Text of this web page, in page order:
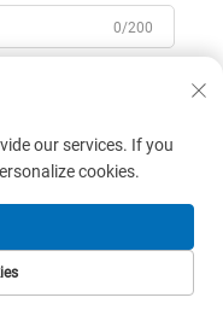
0/200
our services. If you
cookies.